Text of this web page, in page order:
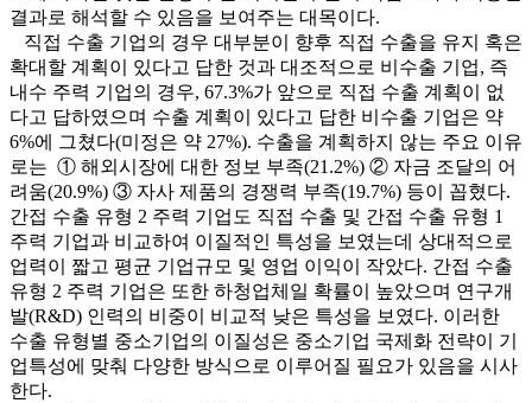
결과로 해석할 수 있음을 보여주는 대목이다.
직접 수출 기업의 경우 대부분이 향후 직접 수출을 유지 혹은
확대할 계획이 있다고 답한 것과 대조적으로 비수출 기업, 즉
내수 주력 기업의 경우, 67.3%가 앞으로 직접 수출 계획이 없
다고 답하였으며 수출 계획이 있다고 답한 비수출 기업은 약
6%에 그쳤다(미정은 약 27%). 수출을 계획하지 않는 주요 이유
로는 ① 해외시장에 대한 정보 부족(21.2%) ② 자금 조달의 어
려움(20.9%) ③ 자사 제품의 경쟁력 부족(19.7%) 등이 꼽혔다.
간접 수출 유형 2 주력 기업도 직접 수출 및 간접 수출 유형 1
주력 기업과 비교하여 이질적인 특성을 보였는데 상대적으로
업력이 짧고 평균 기업규모 및 영업 이익이 작았다. 간접 수출
유형 2 주력 기업은 또한 하청업체일 확률이 높았으며 연구개
발(R&D) 인력의 비중이 비교적 낮은 특성을 보였다. 이러한
수출 유형별 중소기업의 이질성은 중소기업 국제화 전략이 기
업특성에 맞춰 다양한 방식으로 이루어질 필요가 있음을 시사
한다.